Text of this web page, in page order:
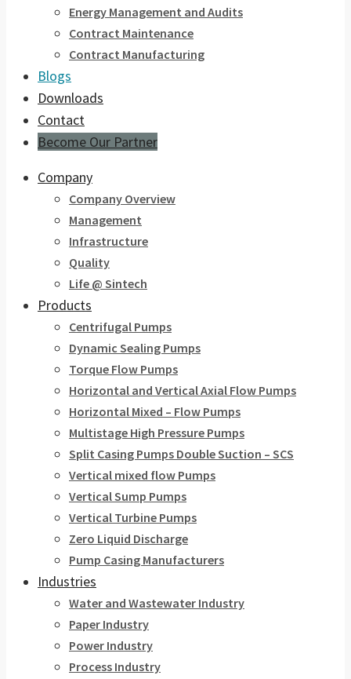
Energy Management and Audits
Contract Maintenance
Contract Manufacturing
Blogs
Downloads
Contact
Become Our Partner
Company
Company Overview
Management
Infrastructure
Quality
Life @ Sintech
Products
Centrifugal Pumps
Dynamic Sealing Pumps
Torque Flow Pumps
Horizontal and Vertical Axial Flow Pumps
Horizontal Mixed – Flow Pumps
Multistage High Pressure Pumps
Split Casing Pumps Double Suction – SCS
Vertical mixed flow Pumps
Vertical Sump Pumps
Vertical Turbine Pumps
Zero Liquid Discharge
Pump Casing Manufacturers
Industries
Water and Wastewater Industry
Paper Industry
Power Industry
Process Industry